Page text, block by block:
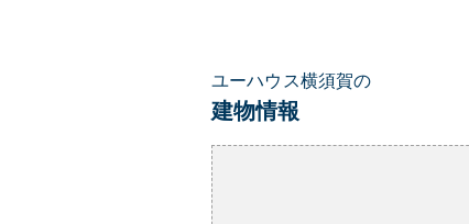
ユーハウス横須賀の
建物情報